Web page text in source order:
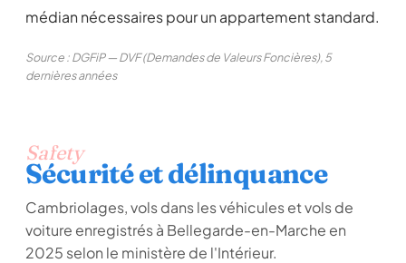
médian nécessaires pour un appartement standard.
Source : DGFiP — DVF (Demandes de Valeurs Foncières), 5
dernières années
Safety
Sécurité et délinquance
Cambriolages, vols dans les véhicules et vols de
voiture enregistrés à Bellegarde-en-Marche en
2025 selon le ministère de l'Intérieur.